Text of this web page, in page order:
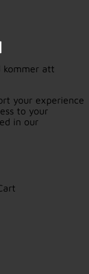
kommer att
your experience
to your
in our